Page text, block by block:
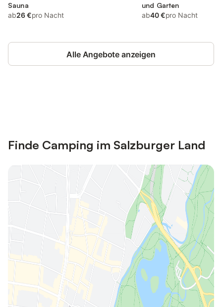
Sauna
ab26 €pro Nacht
und Garten
ab40 €pro Nacht
Alle Angebote anzeigen
Finde Camping im Salzburger Land